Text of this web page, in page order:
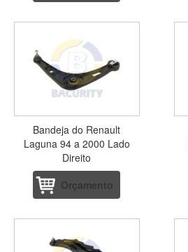
Bandeja do Renault
Laguna 94 a 2000 Lado
Direito
Orçamento